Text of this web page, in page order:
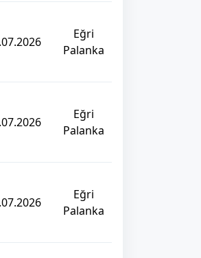
Eğri
Palanka
Eğri
Palanka
Eğri
Palanka